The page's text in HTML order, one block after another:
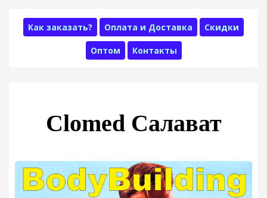
Как заказать? Оплата и Доставка Скидки
Оптом Контакты
Clomed Салават